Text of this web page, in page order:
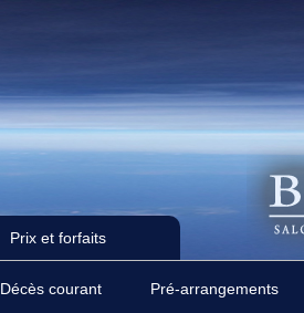
Prix et forfaits
Décès courant Pré-arrangements